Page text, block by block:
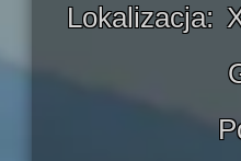
Lokalizacja: